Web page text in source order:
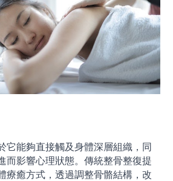
它能夠直接觸及身體深層組織，同
而影響心理狀態。傳統整骨整復提
療癒方式，透過調整骨骼結構，改